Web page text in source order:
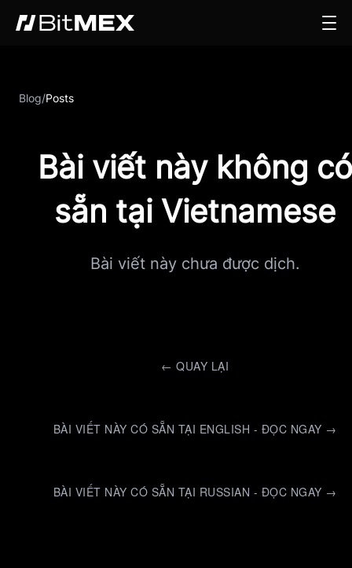
Blog/Posts
Bài viết này không có
sẵn tại Vietnamese
Bài viết này chưa được dịch.
← QUAY LẠI
BÀI VIẾT NÀY CÓ SẴN TẠI ENGLISH - ĐỌC NGAY →
BÀI VIẾT NÀY CÓ SẴN TẠI RUSSIAN - ĐỌC NGAY →